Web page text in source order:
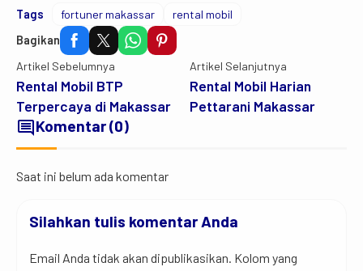
Tags fortuner makassar
rental mobil
Bagikan
Artikel Sebelumnya
Rental Mobil BTP
Terpercaya di Makassar
Artikel Selanjutnya
Rental Mobil Harian
Pettarani Makassar
commentKomentar (0)
Saat ini belum ada komentar
Silahkan tulis komentar Anda
Email Anda tidak akan dipublikasikan. Kolom yang